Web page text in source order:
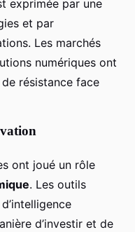
exprimée par une
et par
Les marchés
numériques ont
résistance face
ont joué un rôle
. Les outils
d’investir et de